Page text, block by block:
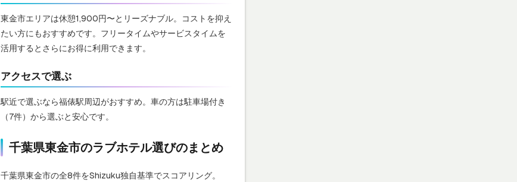
東金市エリアは休憩1,900円〜とリーズナブル。コストを抑え
たい方にもおすすめです。フリータイムやサービスタイムを
活用するとさらにお得に利用できます。
アクセスで選ぶ
駅近で選ぶなら福俵駅周辺がおすすめ。車の方は駐車場付き
（7件）から選ぶと安心です。
千葉県東金市のラブホテル選びのまとめ
千葉県東金市の全8件をShizuku独自基準でスコアリング。